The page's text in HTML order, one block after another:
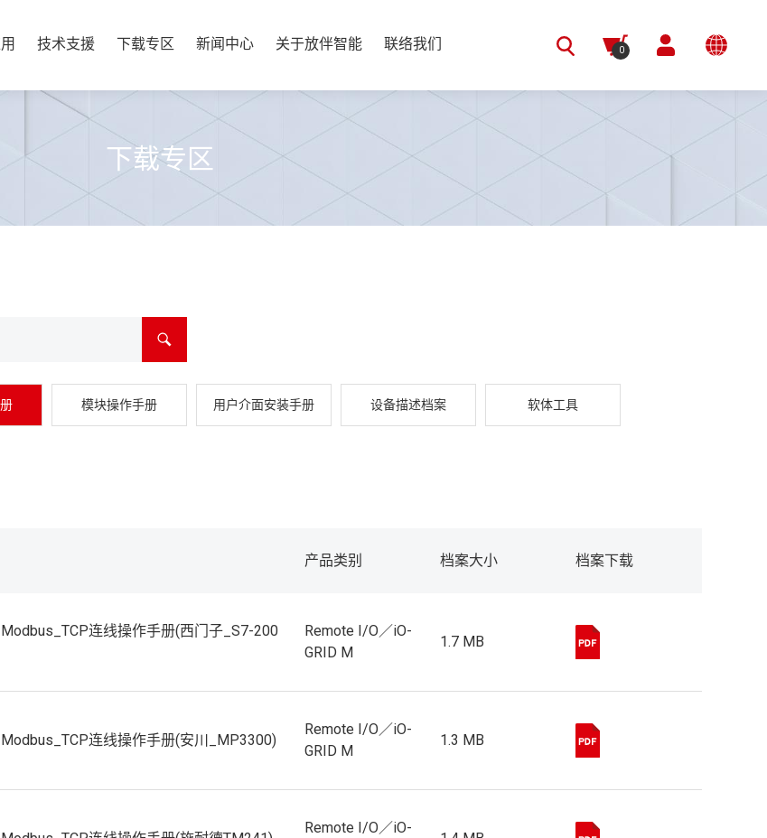
技术支援 下载专区 新闻中心 关于放伴智能 联络我们 0
下载专区
模块操作手册 用户介面安装手册 设备描述档案 软体工具
产品类别 档案大小 档案下载
连线操作手册(西门子_S7-200
Remote I/O／iO-
GRID M
1.7 MB
连线操作手册(安川_MP3300)
Remote I/O／iO-
GRID M
1.3 MB
Remote I/O／iO-